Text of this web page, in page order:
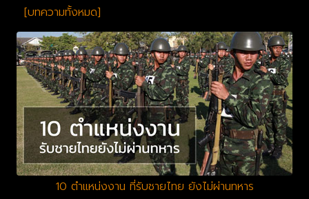
[บทความทั้งหมด]
10 ตำแหน่งงาน ที่รับชายไทย ยังไม่ผ่านทหาร